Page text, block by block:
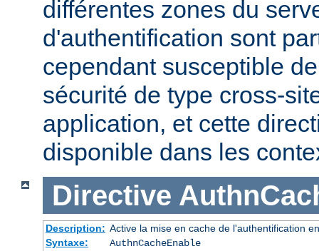
différentes zones du
d'authentification sont
cependant susceptible
sécurité de type cross-
application, et cette
disponible dans les
Directive
Description: Active la mise en cache de l'authentification
Syntaxe:
AuthnCacheEnable